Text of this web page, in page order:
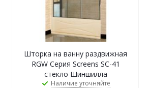
Шторка на ванну раздвижная
RGW Серия Screens SC-41
стекло Шиншилла
Наличие уточняйте